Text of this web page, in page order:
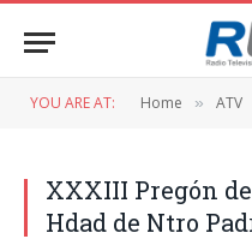
YOU ARE AT: Home » ATV
XXXIII Pregón
Hdad de Ntro